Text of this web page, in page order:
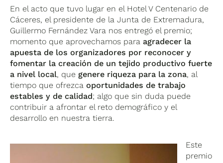
En el acto que tuvo lugar en el Hotel V Centenario de
Cáceres, el presidente de la Junta de Extremadura,
Guillermo Fernández Vara nos entregó el premio;
momento que aprovechamos para agradecer la
apuesta de los organizadores por reconocer y
fomentar la creación de un tejido productivo fuerte
a nivel local, que genere riqueza para la zona, al
tiempo que ofrezcaoportunidades de trabajo
estables y de calidad; algo que sin duda puede
contribuir a afrontar el reto demográfico y el
desarrollo en nuestra tierra.
Este
premio